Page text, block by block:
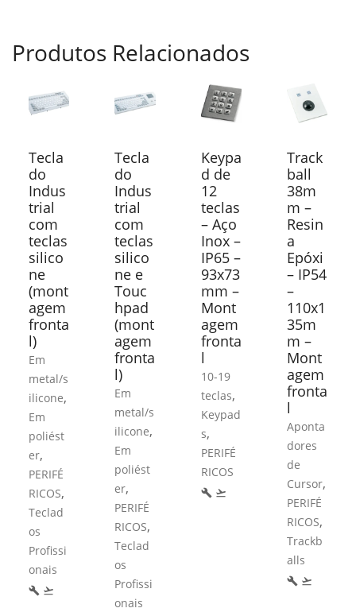
Produtos Relacionados
Tecla
do
Indus
trial
com
teclas
silico
ne
(mont
agem
fronta
l)
Em
metal/s
ilicone,
Em
poliést
er,
PERIFÉ
RICOS,
Teclad
os
Profissi
onais
build flight_takeoff
Tecla
do
Indus
trial
com
teclas
silico
ne e
Touc
hpad
(mont
agem
fronta
l)
Em
metal/s
ilicone,
Em
poliést
er,
PERIFÉ
RICOS,
Teclad
os
Profissi
onais
Keypa
d de
12
teclas
– Aço
Inox –
IP65 –
93x73
mm –
Mont
agem
fronta
l
10-19
teclas,
Keypad
s,
PERIFÉ
RICOS
build flight_takeoff
Track
ball
38m
m –
Resin
a
Epóxi
– IP54
–
110x1
35m
m –
Mont
agem
fronta
l
Aponta
dores
de
Cursor,
PERIFÉ
RICOS,
Trackb
alls
build flight_takeoff